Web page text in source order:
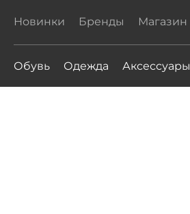
Новинки Бренды Магазин
Обувь Одежда Аксессуары